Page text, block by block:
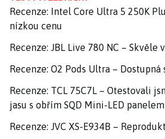
Recenze: Intel Core Ultra 5 250K
nízkou cenu
Recenze: JBL Live 780 NC –
Recenze: O2 Pods Ultra – Dostupná
Recenze: TCL 75C7L – Otestovali
jasu s obřím SQD Mini-LED panelem
Recenze: JVC XS-E934B –